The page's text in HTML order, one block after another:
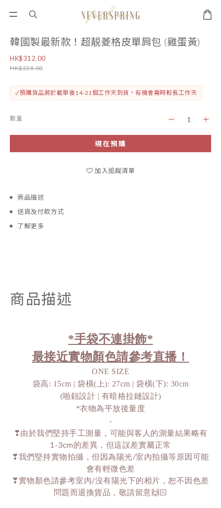
韓國製最新款！超靚菱格皮單肩包 (雞蛋黃)
HK$312.00
HK$328.00
✓預購貨品將於截單後14-21個工作天到貨，有機會需時較長工作天
數量
現在預購
加入追蹤清單
商品描述
送貨及付款方式
了解更多
商品描述
*手袋不連掛飾*
最接近實物顏色請參考直播！
ONE SIZE
袋高: 15cm | 袋橫(上): 27cm | 袋橫(下): 30cm
(啪鈕設計 | 有暗格拉鏈設計)
*衣物為平放後量度
-
❣由於我們堅持手工測量，可能與客人的測量結果略有
1-3cm的差異，但這誤差實屬正常
❣我們堅持實物拍攝，但因為陽光/室內拍攝等原因可能
會有輕微色差
❣實物顏色請參考室內/沒有陽光下的相片，恕不因色差
問題而退換貨品，敬請留意🙌🏻